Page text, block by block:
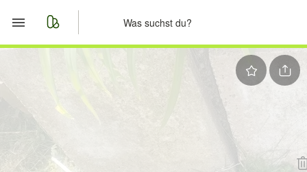
Nachrichten
Anzeige aufgeben